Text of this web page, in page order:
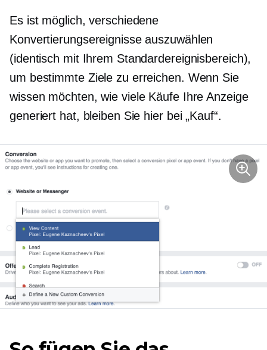
Es ist möglich, verschiedene
Konvertierungsereignisse auszuwählen
(identisch mit Ihrem Standardereignisbereich),
um bestimmte Ziele zu erreichen. Wenn Sie
wissen möchten, wie viele Käufe Ihre Anzeige
generiert hat, bleiben Sie hier bei „Kauf“.